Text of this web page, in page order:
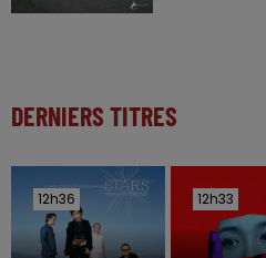
DERNIERS TITRES
12h36
12h36 12h33
12h33